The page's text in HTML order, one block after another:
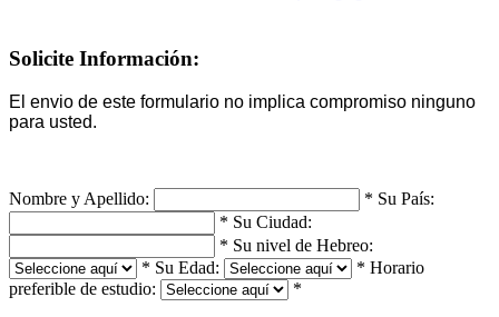
Solicite Información:
El envio de este formulario no implica compromiso ninguno
para usted.
Nombre y Apellido: * Su País:
* Su Ciudad:
* Su nivel de Hebreo:
* Su Edad: * Horario
preferible de estudio:
*